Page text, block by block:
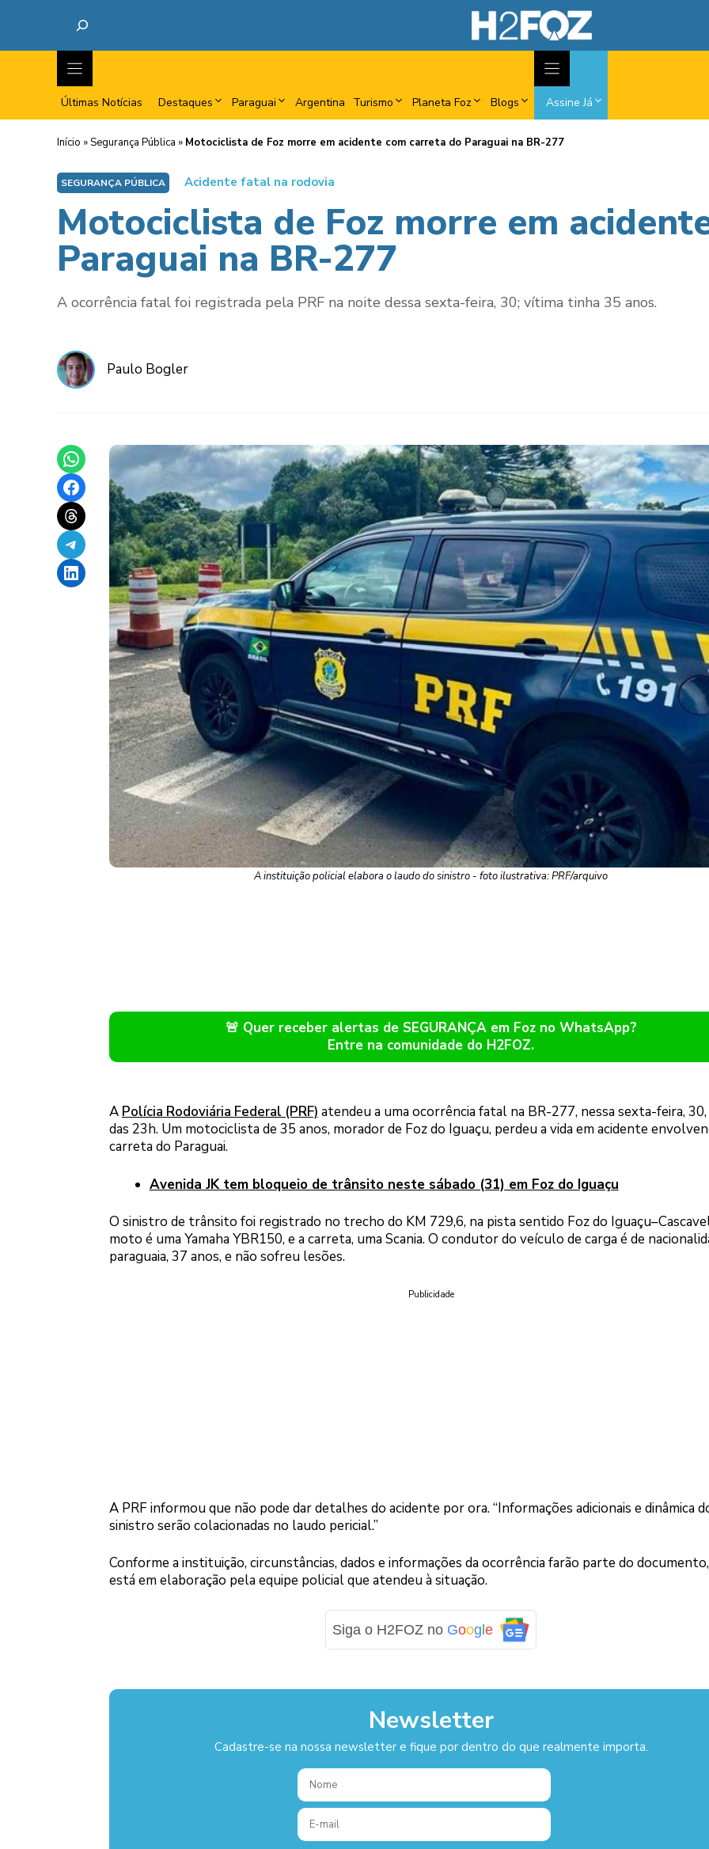
Últimas Notícias Destaques Paraguai Argentina Turismo Planeta Foz Blogs Assine Já
Início »Segurança Pública » Motociclista de Foz morre em acidente com carreta do Paraguai na BR-277
SEGURANÇA PÚBLICA Acidente fatal na rodovia
Motociclista de Foz morre em
Paraguai na BR-277
A ocorrência fatal foi registrada pela PRF na noite dessa sexta-feira, 30; vítima tinha 35 anos.
Paulo Bogler
Share on WhatsApp
Share on Facebook
Share on Threads
Share on Telegram
Share on LinkedIn
A instituição policial elabora o laudo do sinistro - foto ilustrativa: PRF/arquivo
🚨 Quer receber alertas de SEGURANÇA em Foz no WhatsApp?
Entre na comunidade do H2FOZ.
A Polícia Rodoviária Federal (PRF) atendeu a uma ocorrência fatal na BR-277, nessa sexta-feira,
das 23h. Um motociclista de 35 anos, morador de Foz do Iguaçu, perdeu a vida em acidente
carreta do Paraguai.
Avenida JK tem bloqueio de trânsito neste sábado (31) em Foz do Iguaçu
O sinistro de trânsito foi registrado no trecho do KM 729,6, na pista sentido Foz do
moto é uma Yamaha YBR150, e a carreta, uma Scania. O condutor do veículo de carga é de
paraguaia, 37 anos, e não sofreu lesões.
Publicidade
A PRF informou que não pode dar detalhes do acidente por ora. “Informações adicionais e dinâmica
sinistro serão colacionadas no laudo pericial.”
Conforme a instituição, circunstâncias, dados e informações da ocorrência farão parte do
está em elaboração pela equipe policial que atendeu à situação.
Siga o H2FOZ no Google
Newsletter
Cadastre-se na nossa newsletter e fique por dentro do que realmente importa.